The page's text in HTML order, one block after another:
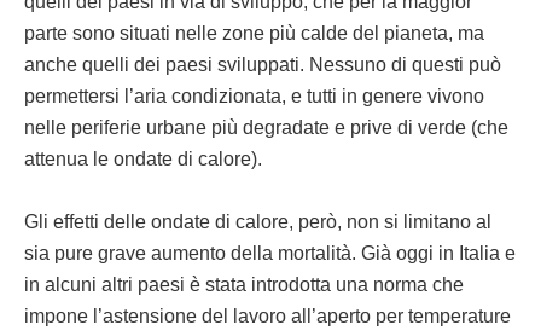
parte sono situati nelle zone più calde del pianeta, ma
anche quelli dei paesi sviluppati. Nessuno di questi può
permettersi l’aria condizionata, e tutti in genere vivono
nelle periferie urbane più degradate e prive di verde (che
attenua le ondate di calore).
Gli effetti delle ondate di calore, però, non si limitano al
sia pure grave aumento della mortalità. Già oggi in Italia e
in alcuni altri paesi è stata introdotta una norma che
impone l’astensione del lavoro all’aperto per temperature